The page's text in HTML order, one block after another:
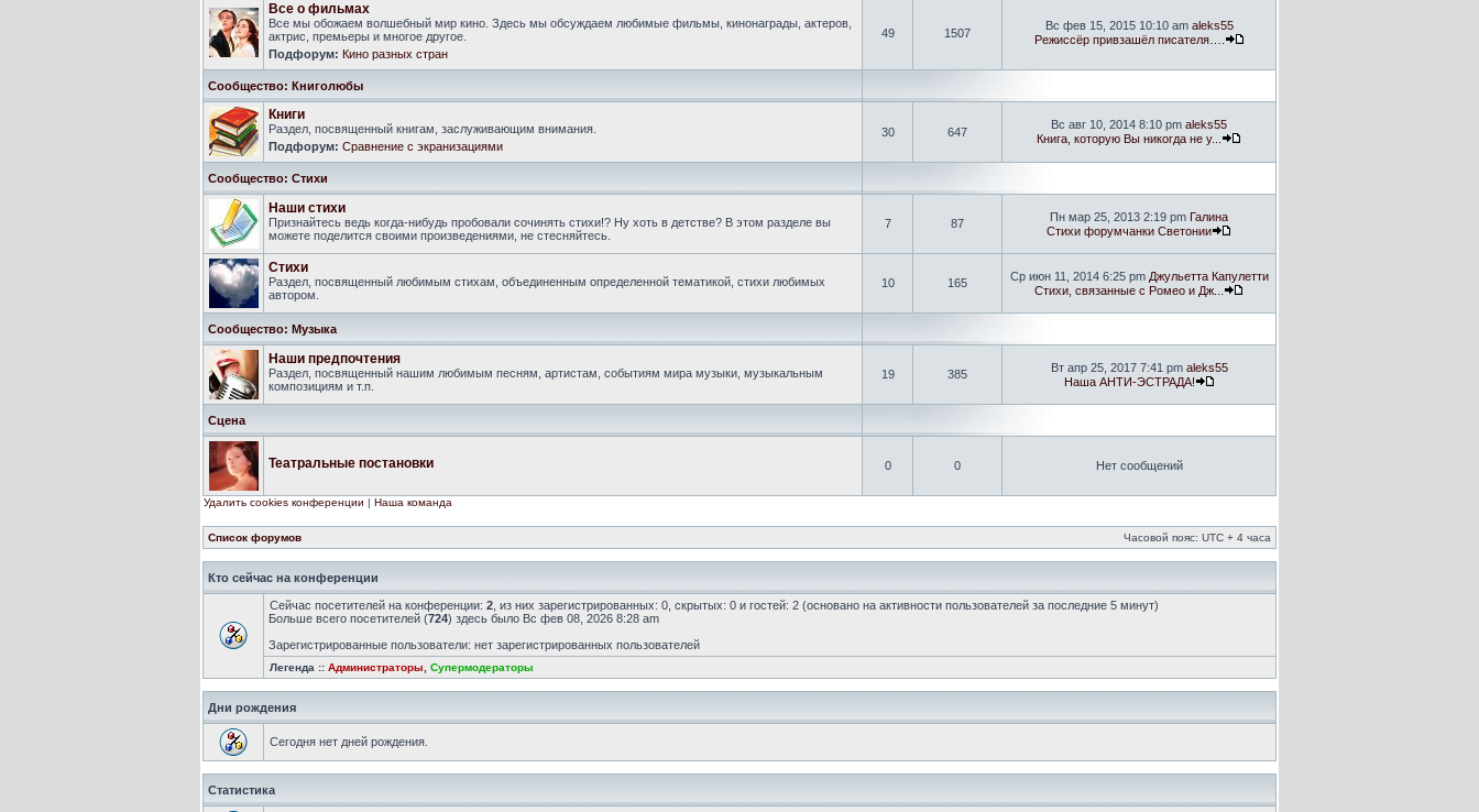
Все о фильмах
Все мы обожаем волшебный мир кино. Здесь мы обсуждаем любимые фильмы, кинонаграды, актеров,
актрис, премьеры и многое другое.
Подфорум: Кино разных стран
49 1507
Вс фев 15, 2015 10:10 am aleks55
Режиссёр привзашёл писателя….
Сообщество: Книголюбы
Книги
Раздел, посвященный книгам, заслуживающим внимания.
Подфорум: Сравнение с экранизациями
30 647
Вс авг 10, 2014 8:10 pm aleks55
Книга, которую Вы никогда не у...
Сообщество: Стихи
Наши стихи
Признайтесь ведь когда-нибудь пробовали сочинять стихи!? Ну хоть в детстве? В этом разделе вы
можете поделится своими произведениями, не стесняйтесь.
7 87 Пн мар 25, 2013 2:19 pm Галина
Стихи форумчанки Светонии
Стихи
Раздел, посвященный любимым стихам, объединенным определенной тематикой, стихи любимых
автором.
10 165 Ср июн 11, 2014 6:25 pm Джульетта Капулетти
Стихи, связанные с Ромео и Дж...
Сообщество: Музыка
Наши предпочтения
Раздел, посвященный нашим любимым песням, артистам, событиям мира музыки, музыкальным
композициям и т.п.
19 385 Вт апр 25, 2017 7:41 pm aleks55
Наша АНТИ-ЭСТРАДА!
Сцена
Театральные постановки 0 0 Нет сообщений
Удалить cookies конференции | Наша команда
Список форумов Часовой пояс: UTC + 4 часа
Кто сейчас на конференции
Сейчас посетителей на конференции: 2 , из них зарегистрированных: 0, скрытых: 0 и гостей: 2 (основано на активности пользователей за последние 5 минут)
Больше всего посетителей (724) здесь было Вс фев 08, 2026 8:28 am
Зарегистрированные пользователи: нет зарегистрированных пользователей
Легенда :: Администраторы Супермодераторы
Дни рождения
Сегодня нет дней рождения.
Статистика